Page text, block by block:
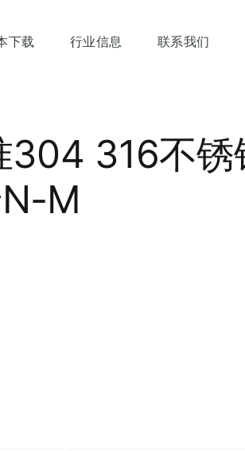
下载 行业信息 联系我们
304 316不锈
M